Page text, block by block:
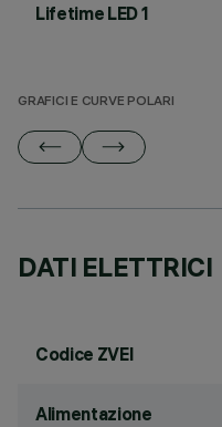
Lifetime LED 1
GRAFICI E CURVE POLARI
DATI ELETTRICI
Codice ZVEI
Alimentazione